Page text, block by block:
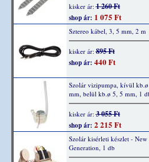
kisker ár:1 260 Ft
shop ár: 1 075 Ft
Sztereo kábel, 3, 5 mm, 2 m
kisker ár:895 Ft
shop ár: 440 Ft
Szolár vizipumpa, kívül
mm, belül kb.ø 5, 5 mm, 1
kisker ár:3 055 Ft
shop ár: 2 215 Ft
Szolár kisérleti készlet - New
Generation, 1 db